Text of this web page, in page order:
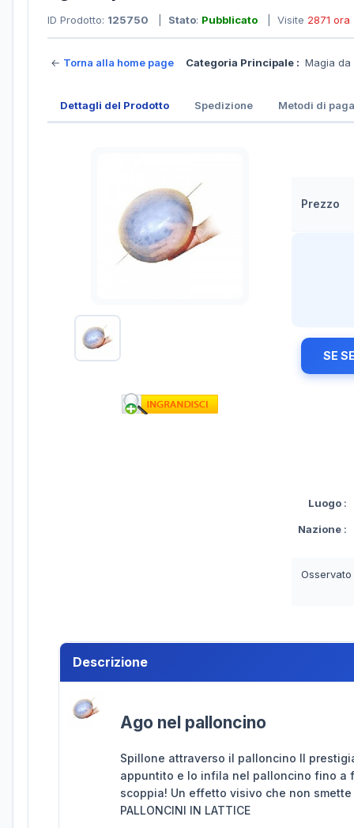
ID Prodotto: 125750 Stato: Pubblicato | Visite 2871 ora
← Torna alla home page Categoria Principale : Magia
Dettagli del Prodotto Spedizione Metodi di
Prezzo
SE
Luogo :
Nazione :
Descrizione
Ago nel palloncino
Spillone attraverso il palloncino Il
appuntito e lo infila nel palloncino fino a
scoppia! Un effetto visivo che non
PALLONCINI IN LATTICE